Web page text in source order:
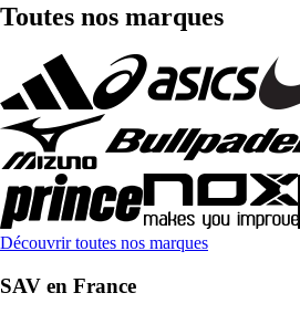
Toutes nos marques
Découvrir toutes nos marques
SAV en France